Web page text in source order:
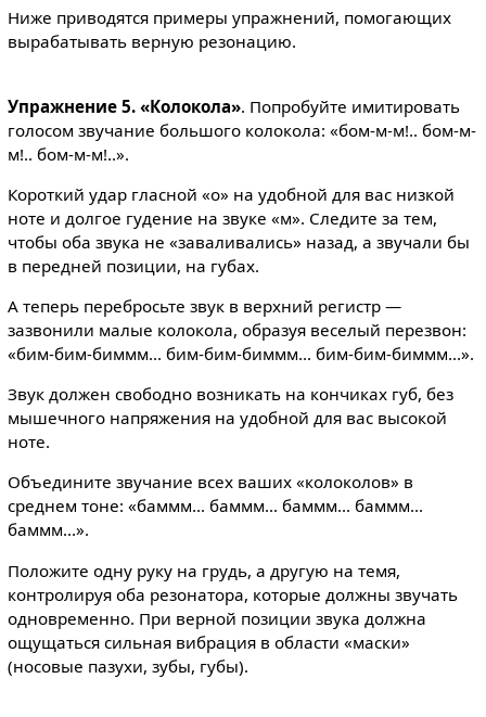
Ниже приводятся примеры упражнений, помогающих
вырабатывать верную резонацию.
Упражнение 5. «Колокола». Попробуйте имитировать
голосом звучание большого колокола: «бом-м-м!.. бом-м-
м!.. бом-м-м!..».
Короткий удар гласной «о» на удобной для вас низкой
ноте и долгое гудение на звуке «м». Следите за тем,
чтобы оба звука не «заваливались» назад, а звучали бы
в передней позиции, на губах.
А теперь перебросьте звук в верхний регистр —
зазвонили малые колокола, образуя веселый перезвон:
«бим-бим-биммм... бим-бим-биммм... бим-бим-биммм...».
Звук должен свободно возникать на кончиках губ, без
мышечного напряжения на удобной для вас высокой
ноте.
Объедините звучание всех ваших «колоколов» в
среднем тоне: «баммм... баммм... баммм... баммм...
баммм...».
Положите одну руку на грудь, а другую на темя,
контролируя оба резонатора, которые должны звучать
одновременно. При верной позиции звука должна
ощущаться сильная вибрация в области «маски»
(носовые пазухи, зубы, губы).